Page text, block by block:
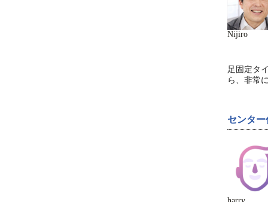
Nijiro
足固定タ
ら、非常
センタ